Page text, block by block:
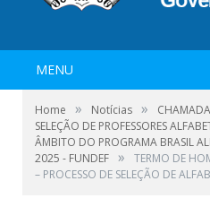
MENU
Home » Notícias »
SELEÇÃO DE PROFESSORES
ÂMBITO DO PROGRAMA BRASIL
2025 - FUNDEF »
TERMO DE
– PROCESSO DE SELEÇÃO DE